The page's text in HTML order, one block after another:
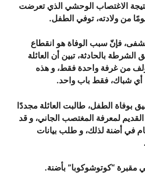
الاغتصاب الوحشي الذي تعرضت
فإنّ سبب الوفاة هو انقطاع
الشرطة بالحادثة، تبين أن العائلة
من غرفة واحدة فقط، و هذه
أي شباك، فقط باب واحد.
بوفاة الطفل، طالبت العائلة مجددًا
لمعرفة المغتصب الجاني، و قد
في أضنة لذلك، و طلب بيانات
“كوتوشوكوبا” بأضنة.